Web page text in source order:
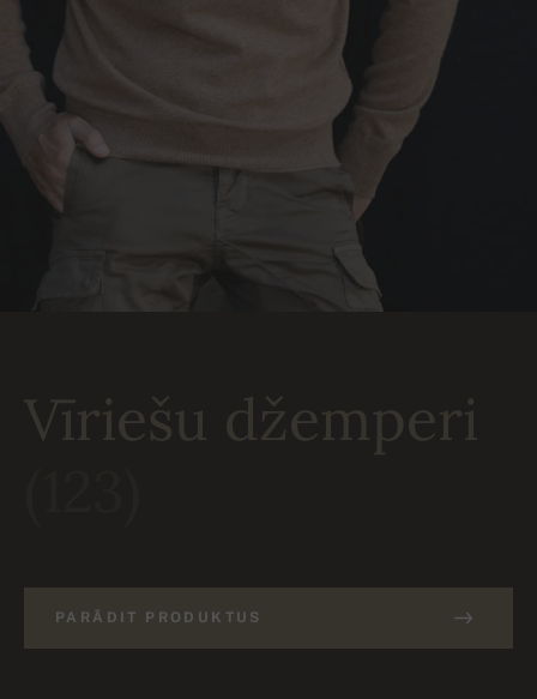
Vīriešu džemperi
PARĀDIT PRODUKTUS